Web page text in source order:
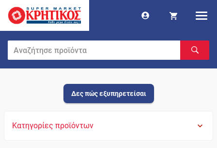
Δες πώς εξυπηρετείσαι
Κατηγορίες προϊόντων